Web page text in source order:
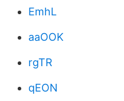
EmhL
aaOOK
rgTR
qEON